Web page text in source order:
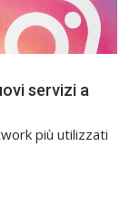
servizi a
più utilizzati